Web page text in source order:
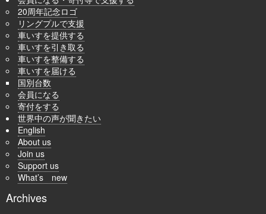
20周年記念ロゴ
リングプルで支援
車いすを提供する
車いすを引き取る
車いすを整備する
車いすを届ける
国別台数
会員になる
寄付をする
世界中の声が聞きたい
English
About us
Join us
Support us
What’s new
Archives